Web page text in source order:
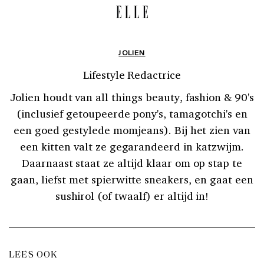
JOLIEN
Lifestyle Redactrice
Jolien houdt van all things beauty, fashion & 90's
(inclusief getoupeerde pony's, tamagotchi's en
een goed gestylede momjeans). Bij het zien van
een kitten valt ze gegarandeerd in katzwijm.
Daarnaast staat ze altijd klaar om op stap te
gaan, liefst met spierwitte sneakers, en gaat een
sushirol (of twaalf) er altijd in!
LEES OOK